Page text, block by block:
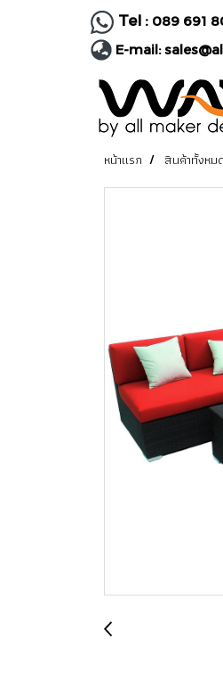
Tel : 089 691
E-mail:
หน้าแรก สินค้าทั้งหมด